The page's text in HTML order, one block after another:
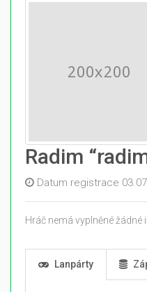
Radim
Datum registrace
Hráč nemá vyplněné
Lanpárty